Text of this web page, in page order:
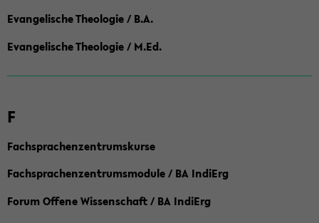
Evangelische Theologie / B.A.
Evangelische Theologie / M.Ed.
F
Fachsprachenzentrumskurse
Fachsprachenzentrumsmodule / BA IndiErg
Forum Offene Wissenschaft / BA IndiErg